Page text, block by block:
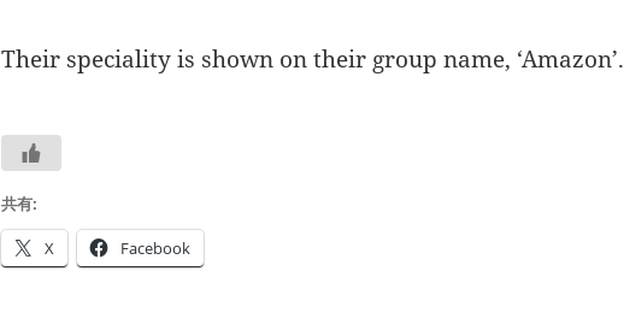
Their speciality is shown on their group name, ‘Amazon’.
共有:
X Facebook